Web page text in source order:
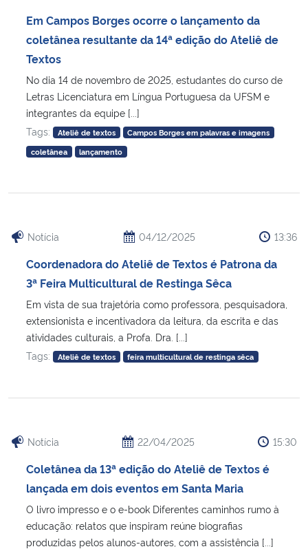
Ministério da Saúde
Ministério de Minas e Energia
Ministério da Ciência, Tecnologia, Inovações e Comunicações
Ministério do Meio Ambiente
Ministério do Turismo
Ministério do Desenvolvimento Regional
Controladoria-Geral da União
Ministério da Mulher, da Família e dos Direitos Humanos
Secretaria-Geral
Advocacia-Geral da União
Banco Central do Brasil
Planalto
Em Campos Borges ocorre o lançamento da
coletânea resultante da 14ª edição do Ateliê de
Textos
No dia 14 de novembro de 2025, estudantes do curso de
Letras Licenciatura em Língua Portuguesa da UFSM e
integrantes da equipe [...]
Tags:
Ateliê de textos
Campos Borges em palavras e imagens
coletânea
lançamento
Notícia 04/12/2025 13:36
Coordenadora do Ateliê de Textos é Patrona da
3ª Feira Multicultural de Restinga Sêca
Em vista de sua trajetória como professora, pesquisadora,
extensionista e incentivadora da leitura, da escrita e das
atividades culturais, a Profa. Dra. [...]
Tags:
Ateliê de textos feira multicultural de restinga sêca
Notícia 22/04/2025 15:30
Coletânea da 13ª edição do Ateliê de Textos é
lançada em dois eventos em Santa Maria
O livro impresso e o e-book Diferentes caminhos rumo à
educação: relatos que inspiram reúne biografias
produzidas pelos alunos-autores, com a assistência [...]